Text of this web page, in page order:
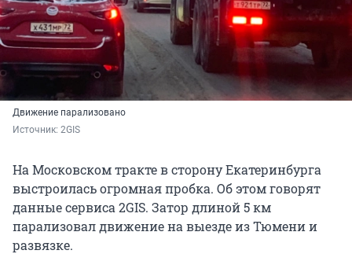
Движение парализовано
Источник: 2GIS
На Московском тракте в сторону Екатеринбурга
выстроилась огромная пробка. Об этом говорят
данные сервиса 2GIS. Затор длиной 5 км
парализовал движение на выезде из Тюмени и
развязке.